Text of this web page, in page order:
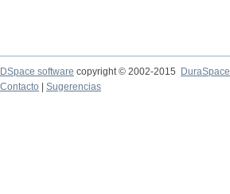
DSpace software copyright © 2002-2015
DuraSpace
Contacto
Sugerencias